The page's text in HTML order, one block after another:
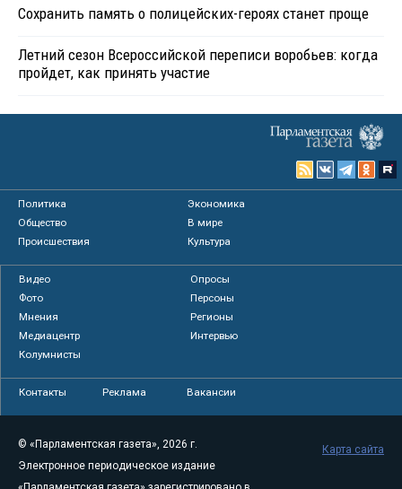
Сохранить память о полицейских-героях станет проще
Летний сезон Всероссийской переписи воробьев: когда
пройдет, как принять участие
Политика
Экономика
Общество
В мире
Происшествия
Культура
Видео
Опросы
Фото
Персоны
Мнения
Регионы
Медиацентр
Интервью
Колумнисты
Контакты Реклама Вакансии
© «Парламентская газета», 2026 г.
Электронное периодическое издание
Карта сайта